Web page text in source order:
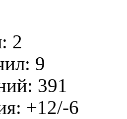
2
9
391
+12/-6